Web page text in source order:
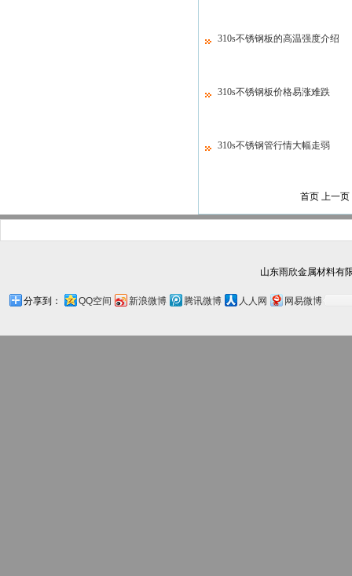
310s不锈钢板的高温强度介绍
310s不锈钢板价格易涨难跌
310s不锈钢管行情大幅走弱
首页 上一页
山东雨欣金属材料有
分享到： QQ空间 新浪微博 腾讯微博 人人网 网易微博